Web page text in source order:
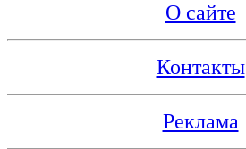
О сайте
Контакты
Реклама